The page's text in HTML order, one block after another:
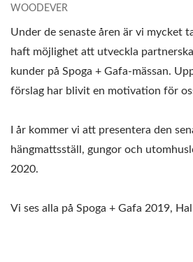
WOODEVER
Under de senaste åren är vi mycket
haft möjlighet att utveckla
kunder på Spoga + Gafa-mässan.
förslag har blivit en motivation för
I år kommer vi att presentera den
hängmattsställ, gungor och
2020.
Vi ses alla på Spoga + Gafa 2019,